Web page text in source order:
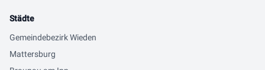
Städte
Gemeindebezirk Wieden
Mattersburg